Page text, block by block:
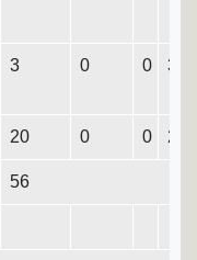
3 0 0 3
20 0 0 20
56